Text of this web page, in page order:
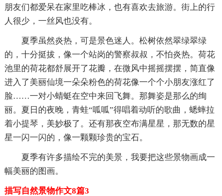
朋友们都爱呆在家里吃棒冰，也有喜欢去旅游。街上的行
人很少，一丝风也没有。
夏季虽然炎热，可是景色迷人。松树依然翠绿翠绿
的，十分挺拔，像一个站岗的警察叔叔，不怕炎热。荷花
池里的荷花都舒展开了花瓣，在微风中摇摇摆摆，简直像
进入了美丽仙境一朵朵粉色的荷花像一个个小朋友涨红了
脸……一对小蜻蜓在空中来回飞舞。那舞姿是那么的绚
丽。夏日的夜晚，青蛙“呱呱”得唱着动听的歌曲，蟋蟀拉
着小提琴，美妙极了。还有那夜空布满星星，那无数的星
星一闪一闪的，像一颗颗珍贵的宝石。
夏季有许多描绘不完的美景，我要把这些景物画成一
幅美丽的图画。
描写自然景物作文8篇3